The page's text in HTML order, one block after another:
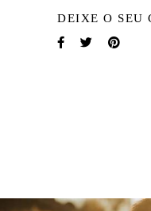
DEIXE O SEU